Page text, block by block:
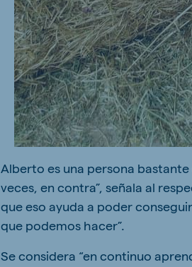
Alberto es una persona
veces, en contra”, señala al
que eso ayuda a poder
que podemos hacer”.
Se considera “en continuo